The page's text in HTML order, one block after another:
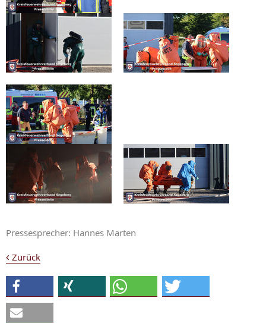
Pressesprecher: Hannes Marten
Zurück